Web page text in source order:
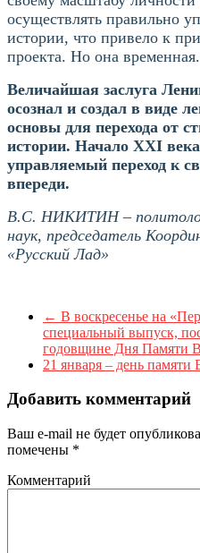
осуществлять правильно
истории, что привело к
проекта. Но она временная.
Величайшая заслуга
осознал и создал в виде
основы для перехода от
истории. Начало XXI
управляемый переход к
впереди.
В.С. НИКИТИН –
наук, председатель
«Русский Лад»
← В воскресенье на
специальный выпуск,
годовщине Дня Памяти
21 января – день
Добавить комментарий
Ваш e-mail не будет
помечены *
Комментарий